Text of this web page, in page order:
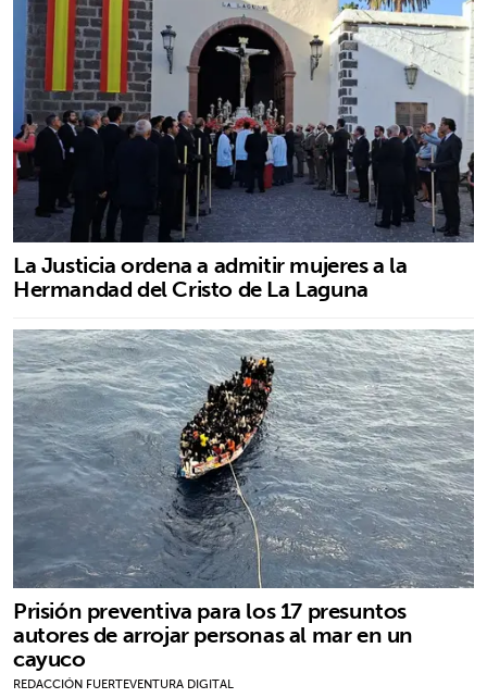
La Justicia ordena a admitir mujeres a la
Hermandad del Cristo de La Laguna
Prisión preventiva para los 17 presuntos
autores de arrojar personas al mar en un
cayuco
REDACCIÓN FUERTEVENTURA DIGITAL